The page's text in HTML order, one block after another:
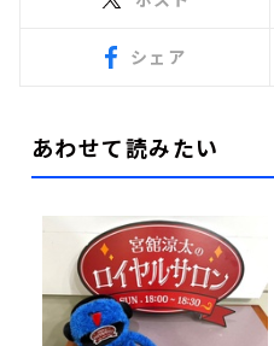
シェア
あわせて読みたい